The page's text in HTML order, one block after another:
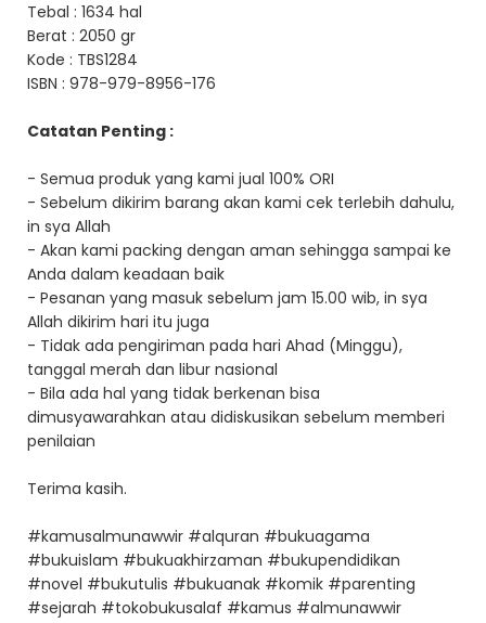
Tebal : 1634 hal
Berat : 2050 gr
Kode : TBS1284
ISBN : 978-979-8956-176
Catatan Penting :
- Semua produk yang kami jual 100% ORI
- Sebelum dikirim barang akan kami cek terlebih dahulu,
in sya Allah
- Akan kami packing dengan aman sehingga sampai ke
Anda dalam keadaan baik
- Pesanan yang masuk sebelum jam 15.00 wib, in sya
Allah dikirim hari itu juga
- Tidak ada pengiriman pada hari Ahad (Minggu),
tanggal merah dan libur nasional
- Bila ada hal yang tidak berkenan bisa
dimusyawarahkan atau didiskusikan sebelum memberi
penilaian
Terima kasih.
#kamusalmunawwir #alquran #bukuagama
#bukuislam #bukuakhirzaman #bukupendidikan
#novel #bukutulis #bukuanak #komik #parenting
#sejarah #tokobukusalaf #kamus #almunawwir